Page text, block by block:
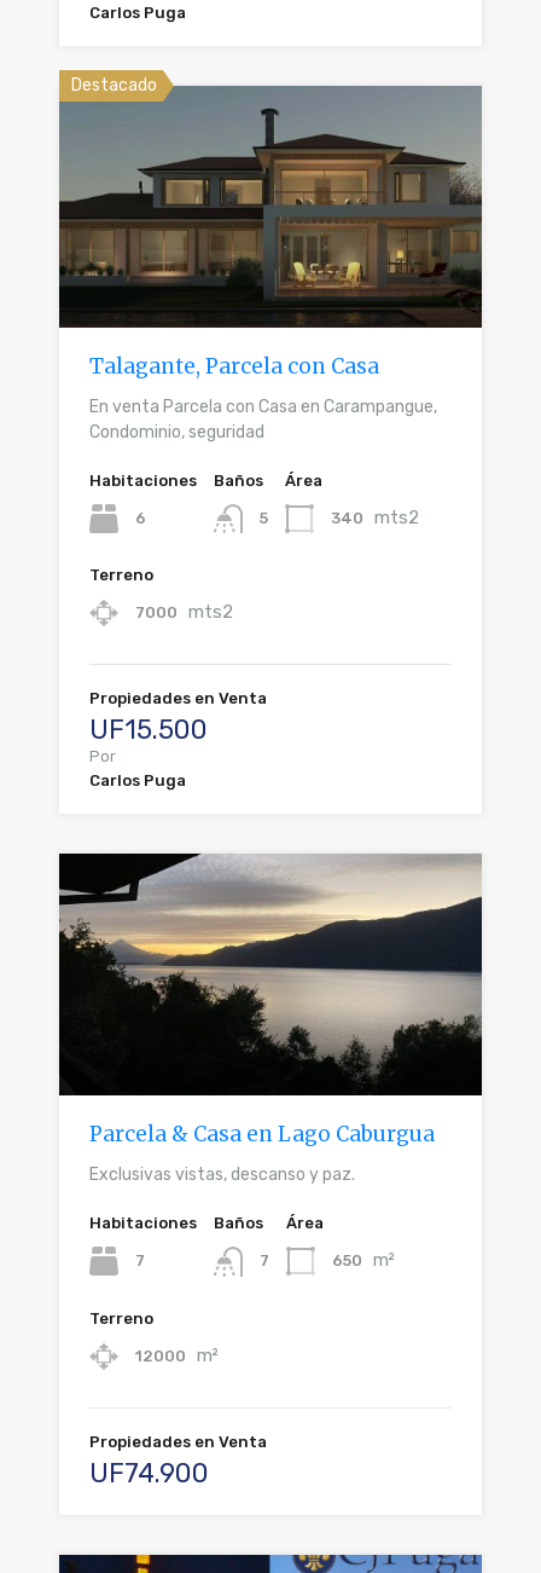
Carlos Puga
Destacado
Talagante, Parcela con Casa
En venta Parcela con Casa en Carampangue,
Condominio, seguridad
Habitaciones
6
Baños
5
Área
340 mts2
Terreno
7000 mts2
Propiedades en Venta
UF15.500
Por
Carlos Puga
Parcela & Casa en Lago Caburgua
Exclusivas vistas, descanso y paz.
Habitaciones
7
Baños
7
Área
650 m²
Terreno
12000 m²
Propiedades en Venta
UF74.900